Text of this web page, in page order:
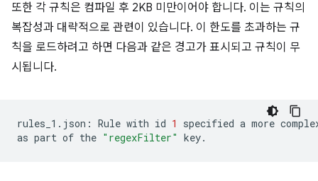
또한 각 규칙은 컴파일 후 2KB 미만이어야 합니다. 이는 규칙의
복잡성과 대략적으로 관련이 있습니다. 이 한도를 초과하는 규
칙을 로드하려고 하면 다음과 같은 경고가 표시되고 규칙이 무
시됩니다.
rules_1.json: Rule with id 1 specified a more
as part of the "regexFilter"